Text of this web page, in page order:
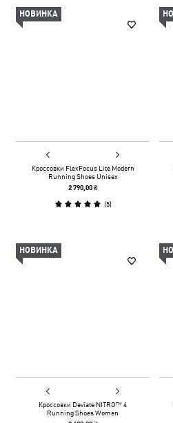
НОВИНКА
Кроссовки FlexFocus Lite Modern
Running Shoes Unisex
2 790,00 ₴
(5)
НОВИНКА
Кроссовки Deviate NITRO™ 4
Running Shoes Women